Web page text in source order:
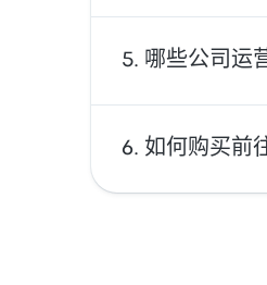
一般来说，从
哪些公司运
您可以乘坐
如何购买前